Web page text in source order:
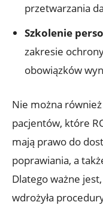
przetwarzania
Szkolenie
zakresie
obowiązków
Nie można
pacjentów, które
mają prawo do
poprawiania, a
Dlatego ważne
wdrożyła